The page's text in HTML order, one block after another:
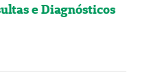
e Diagnósticos